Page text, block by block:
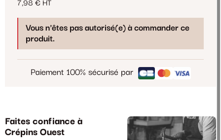
7,98 € HT
Vous n'êtes pas autorisé(e) à commander ce
produit.
Paiement 100% sécurisé par
Faites confiance à
Crépins Ouest